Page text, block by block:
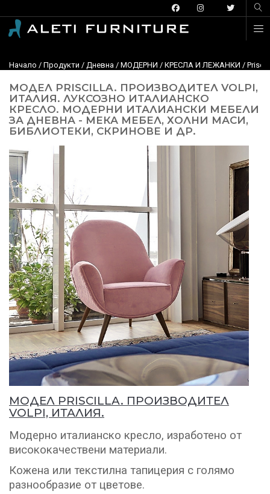
Начало / Продукти / Дневна / МОДЕРНИ / КРЕСЛА И ЛЕЖАНКИ /
МОДЕЛ PRISCILLA. ПРОИЗВОДИТЕЛ VOLPI,
ИТАЛИЯ. ЛУКСОЗНО ИТАЛИАНСКО
КРЕСЛО. МОДЕРНИ ИТАЛИАНСКИ МЕБЕЛИ
ЗА ДНЕВНА - МЕКА МЕБЕЛ, ХОЛНИ МАСИ,
БИБЛИОТЕКИ, СКРИНОВЕ И ДР.
МОДЕЛ PRISCILLA. ПРОИЗВОДИТЕЛ
VOLPI, ИТАЛИЯ.
Модерно италианско кресло, изработено от
висококачествени материали.
Кожена или текстилна тапицерия с голямо
разнообразие от цветове.